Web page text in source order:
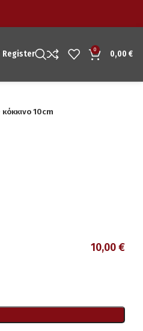
Register 0 0,00 €
10cm
10,00€